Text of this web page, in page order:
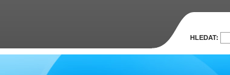
HLEDAT: